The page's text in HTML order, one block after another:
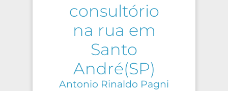
consultório
na rua em
Santo
André(SP)
Antonio Rinaldo Pagni